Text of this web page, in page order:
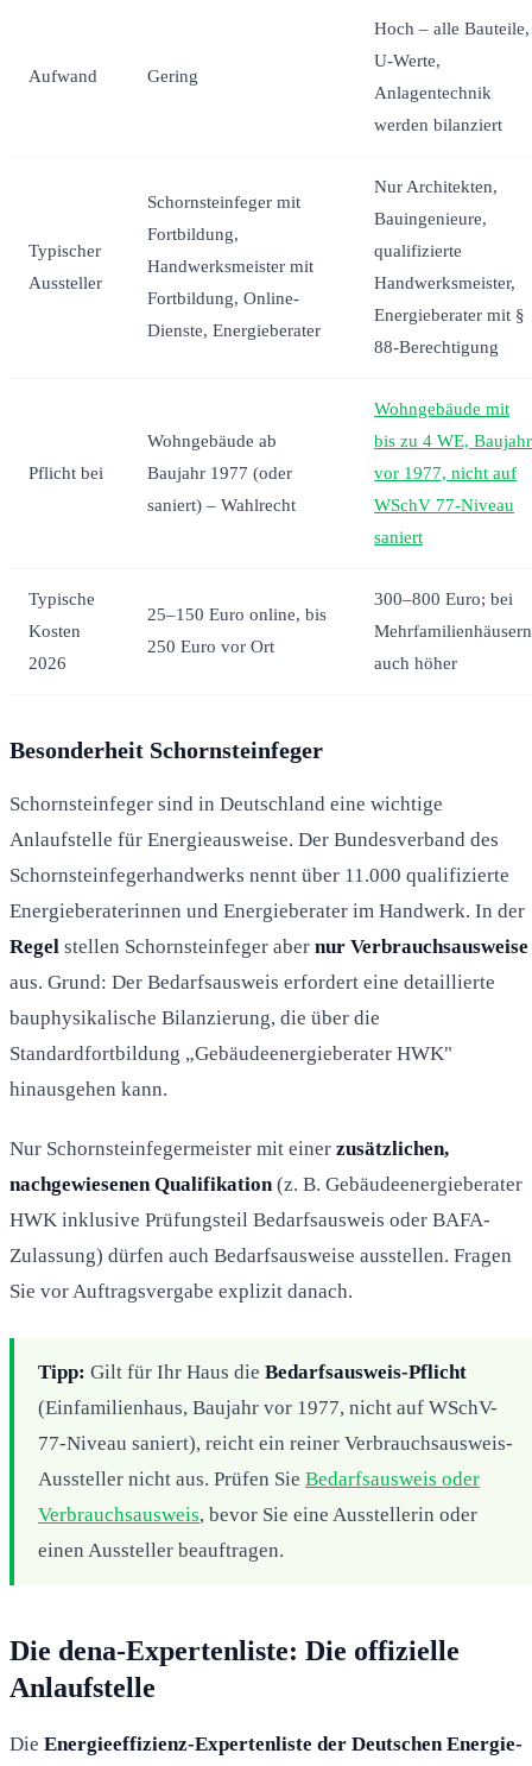
Aufwand Gering
Hoch – alle Bauteile,
U-Werte,
Anlagentechnik
werden bilanziert
Typischer
Aussteller
Schornsteinfeger mit
Fortbildung,
Handwerksmeister mit
Fortbildung, Online-
Dienste, Energieberater
Nur Architekten,
Bauingenieure,
qualifizierte
Handwerksmeister,
Energieberater mit §
88-Berechtigung
Pflicht bei
Wohngebäude ab
Baujahr 1977 (oder
saniert) – Wahlrecht
Wohngebäude mit
bis zu 4 WE, Baujahr
vor 1977, nicht auf
WSchV 77-Niveau
saniert
Typische
Kosten
2026
25–150 Euro online, bis
250 Euro vor Ort
300–800 Euro; bei
Mehrfamilienhäusern
auch höher
Besonderheit Schornsteinfeger
Schornsteinfeger sind in Deutschland eine wichtige
Anlaufstelle für Energieausweise. Der Bundesverband des
Schornsteinfegerhandwerks nennt über 11.000 qualifizierte
Energieberaterinnen und Energieberater im Handwerk. In der
Regel stellen Schornsteinfeger aber nur Verbrauchsausweise
aus. Grund: Der Bedarfsausweis erfordert eine detaillierte
bauphysikalische Bilanzierung, die über die
Standardfortbildung „Gebäudeenergieberater HWK"
hinausgehen kann.
Nur Schornsteinfegermeister mit einer zusätzlichen,
nachgewiesenen Qualifikation (z. B. Gebäudeenergieberater
HWK inklusive Prüfungsteil Bedarfsausweis oder BAFA-
Zulassung) dürfen auch Bedarfsausweise ausstellen. Fragen
Sie vor Auftragsvergabe explizit danach.
Tipp: Gilt für Ihr Haus die Bedarfsausweis-Pflicht
(Einfamilienhaus, Baujahr vor 1977, nicht auf WSchV-
77-Niveau saniert), reicht ein reiner Verbrauchsausweis-
Aussteller nicht aus. Prüfen Sie Bedarfsausweis oder
Verbrauchsausweis, bevor Sie eine Ausstellerin oder
einen Aussteller beauftragen.
Die dena-Expertenliste: Die offizielle
Anlaufstelle
Die Energieeffizienz-Expertenliste der Deutschen Energie-